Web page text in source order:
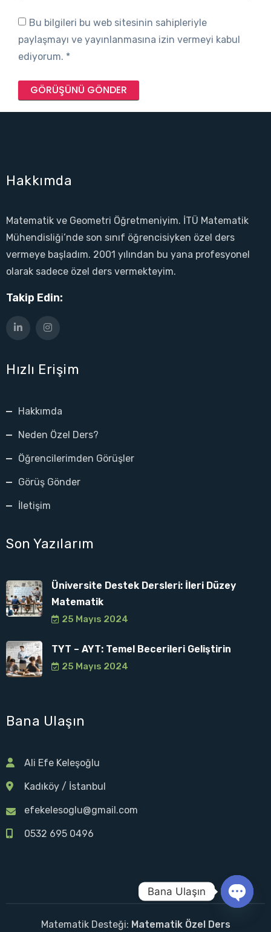
Bu bilgileri bu web sitesinin sahipleriyle
paylaşmayı ve yayınlanmasına izin vermeyi kabul
ediyorum. *
GÖRÜŞÜNÜ GÖNDER
Hakkımda
Matematik ve Geometri Öğretmeniyim. İTÜ Matematik
Mühendisliği’nde son sınıf öğrencisiyken özel ders
vermeye başladım. 2001 yılından bu yana profesyonel
olarak sadece özel ders vermekteyim.
Takip Edin:
Hızlı Erişim
Hakkımda
Neden Özel Ders?
Öğrencilerimden Görüşler
Görüş Gönder
İletişim
Son Yazılarım
Üniversite Destek Dersleri: İleri Düzey
Matematik
25 Mayıs 2024
TYT – AYT: Temel Becerileri Geliştirin
25 Mayıs 2024
Bana Ulaşın
Ali Efe Keleşoğlu
Kadıköy / İstanbul
efekelesoglu@gmail.com
0532 695 0496
Matematik Desteği: Matematik Özel Ders
Bana Ulaşın